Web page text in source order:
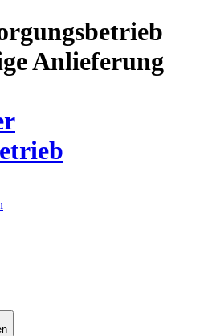
Anlieferung